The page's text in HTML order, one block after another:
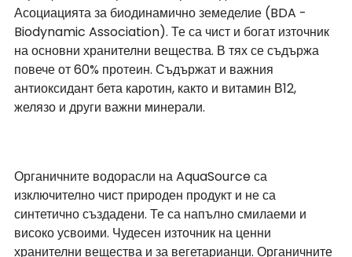
Асоциацията за биодинамично земеделие (BDA -
Biodynamic Association). Те са чист и богат източник
на основни хранителни вещества. В тях се съдържа
повече от 60% протеин. Съдържат и важния
антиоксидант бета каротин, както и витамин В12,
желязо и други важни минерали.
Органичните водорасли на AquaSource са
изключително чист природен продукт и не са
синтетично създадени. Те са напълно смилаеми и
високо усвоими. Чудесен източник на ценни
хранителни вещества и за вегетарианци. Органичните